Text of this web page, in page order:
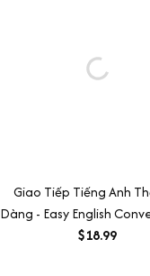
Giao Tiếp Tiếng Anh
Dàng - Easy English
(Tái Bản 2020)
$18.99